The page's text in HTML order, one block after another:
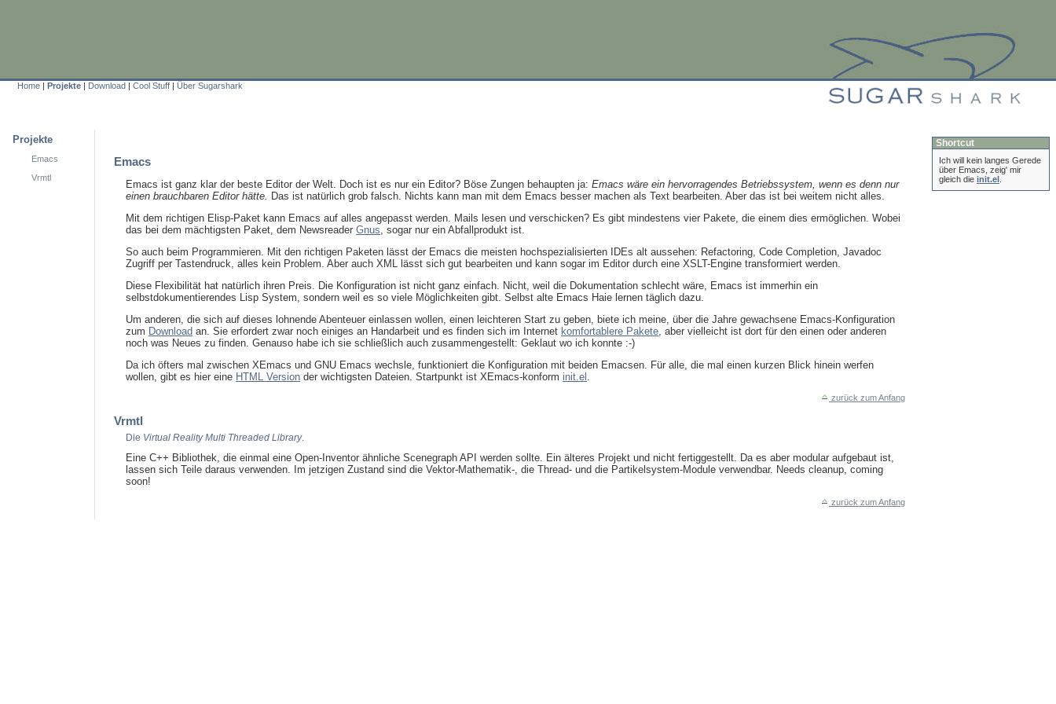
Home | Projekte | Download | Cool Stuff | Über Sugarshark
Projekte
Emacs
Vrmtl
Emacs
Emacs ist ganz klar der beste Editor der Welt. Doch ist es nur ein Editor? Böse Zungen behaupten ja: Emacs wäre ein hervorragendes Betriebssystem, wenn es denn nur
einen brauchbaren Editor hätte. Das ist natürlich grob falsch. Nichts kann man mit dem Emacs besser machen als Text bearbeiten. Aber das ist bei weitem nicht alles.
Mit dem richtigen Elisp-Paket kann Emacs auf alles angepasst werden. Mails lesen und verschicken? Es gibt mindestens vier Pakete, die einem dies ermöglichen. Wobei
das bei dem mächtigsten Paket, dem Newsreader Gnus, sogar nur ein Abfallprodukt ist.
So auch beim Programmieren. Mit den richtigen Paketen lässt der Emacs die meisten hochspezialisierten IDEs alt aussehen: Refactoring, Code Completion, Javadoc
Zugriff per Tastendruck, alles kein Problem. Aber auch XML lässt sich gut bearbeiten und kann sogar im Editor durch eine XSLT-Engine transformiert werden.
Diese Flexibilität hat natürlich ihren Preis. Die Konfiguration ist nicht ganz einfach. Nicht, weil die Dokumentation schlecht wäre, Emacs ist immerhin ein
selbstdokumentierendes Lisp System, sondern weil es so viele Möglichkeiten gibt. Selbst alte Emacs Haie lernen täglich dazu.
Um anderen, die sich auf dieses lohnende Abenteuer einlassen wollen, einen leichteren Start zu geben, biete ich meine, über die Jahre gewachsene Emacs-Konfiguration
zum Download an. Sie erfordert zwar noch einiges an Handarbeit und es finden sich im Internet komfortablere Pakete, aber vielleicht ist dort für den einen oder anderen
noch was Neues zu finden. Genauso habe ich sie schließlich auch zusammengestellt: Geklaut wo ich konnte :-)
Da ich öfters mal zwischen XEmacs und GNU Emacs wechsle, funktioniert die Konfiguration mit beiden Emacsen. Für alle, die mal einen kurzen Blick hinein werfen
wollen, gibt es hier eine HTML Version der wichtigsten Dateien. Startpunkt ist XEmacs-konform init.el .
zurück zum Anfang
Vrmtl
Die Virtual Reality Multi Threaded Library.
Eine C++ Bibliothek, die einmal eine Open-Inventor ähnliche Scenegraph API werden sollte. Ein älteres Projekt und nicht fertiggestellt. Da es aber modular aufgebaut ist,
lassen sich Teile daraus verwenden. Im jetzigen Zustand sind die Vektor-Mathematik-, die Thread- und die Partikelsystem-Module verwendbar. Needs cleanup, coming
soon!
zurück zum Anfang
Shortcut
Ich will kein langes Gerede
über Emacs, zeig' mir
gleich die init.el